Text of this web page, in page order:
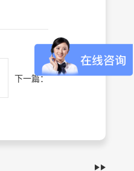
下一篇：